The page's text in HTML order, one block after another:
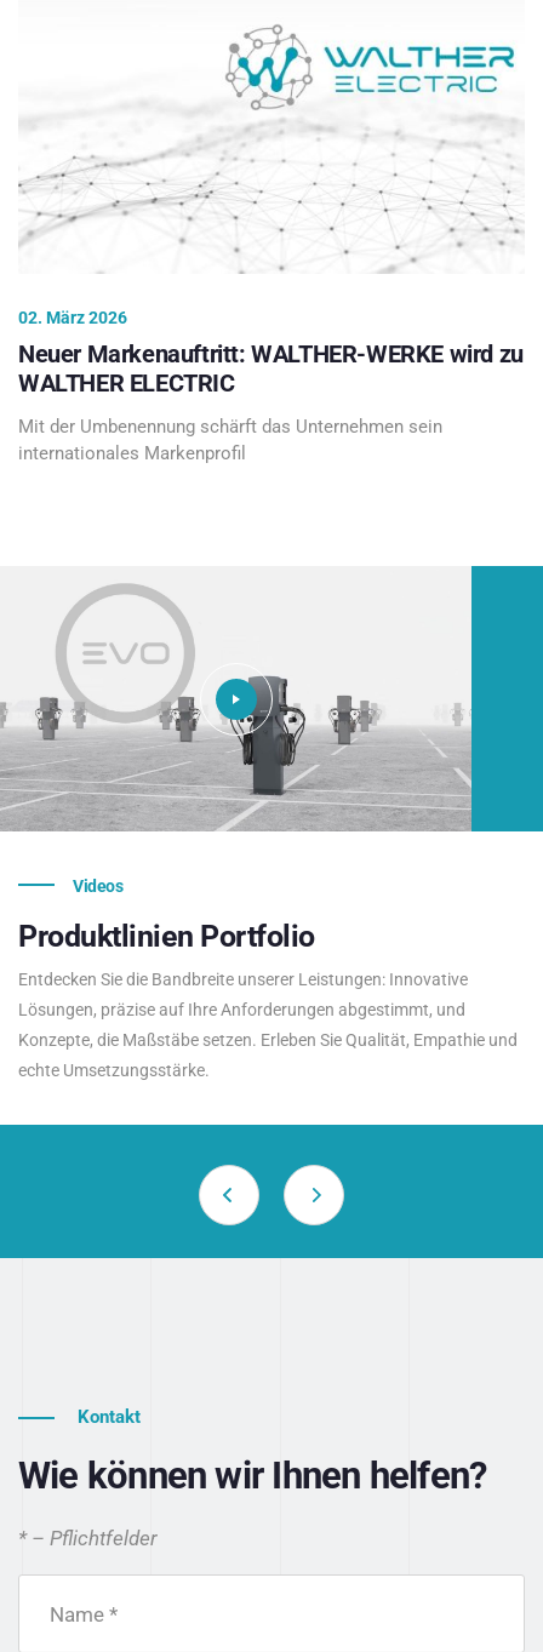
02. März 2026
Neuer Markenauftritt: WALTHER-WERKE wird zu
WALTHER ELECTRIC
Mit der Umbenennung schärft das Unternehmen sein
internationales Markenprofil
Videos
Produktlinien Portfolio
Entdecken Sie die Bandbreite unserer Leistungen: Innovative
Lösungen, präzise auf Ihre Anforderungen abgestimmt, und
Konzepte, die Maßstäbe setzen. Erleben Sie Qualität, Empathie und
echte Umsetzungsstärke.
Kontakt
Wie können wir Ihnen helfen?
* – Pflichtfelder
Name *